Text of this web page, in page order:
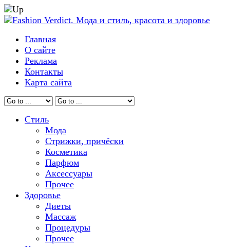
Главная
О сайте
Реклама
Контакты
Карта сайта
Стиль
Мода
Стрижки, причёски
Косметика
Парфюм
Аксессуары
Прочее
Здоровье
Диеты
Массаж
Процедуры
Прочее